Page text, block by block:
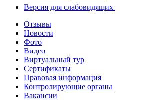
Версия для слабовидящих
Отзывы
Новости
Фото
Видео
Виртуальный тур
Сертификаты
Правовая информация
Контролирующие органы
Вакансии